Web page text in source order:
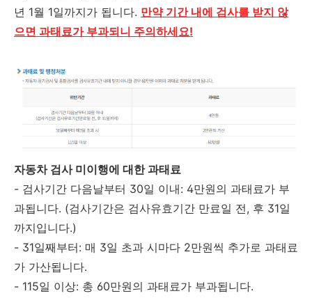
년 1월 1일까지가 됩니다. 만약 기간 내에 검사를 받지 않
으면 과태료가 부과되니 주의하세요!
자동차 검사 미이행에 대한 과태료
- 검사기간 다음날부터 30일 이내: 4만원의 과태료가 부
과됩니다. (검사기간은 검사유효기간 만료일 전, 후 31일
까지입니다.)
- 31일째부터: 매 3일 초과 시마다 2만원씩 추가로 과태료
가 가산됩니다.
- 115일 이상: 총 60만원의 과태료가 부과됩니다.